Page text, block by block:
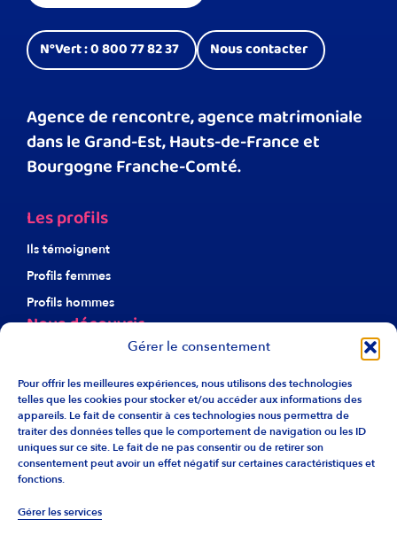
Gérer le consentement
Pour offrir les meilleures expériences, nous utilisons des technologies
telles que les cookies pour stocker et/ou accéder aux informations des
appareils. Le fait de consentir à ces technologies nous permettra de
traiter des données telles que le comportement de navigation ou les ID
uniques sur ce site. Le fait de ne pas consentir ou de retirer son
consentement peut avoir un effet négatif sur certaines caractéristiques et
fonctions.
Gérer les services
N°Vert : 0 800 77 82 37 Nous contacter
Agence de rencontre, agence matrimoniale
dans le Grand-Est, Hauts-de-France et
Bourgogne Franche-Comté.
Les profils
Ils témoignent
Profils femmes
Profils hommes
Nous découvrir
À propos d’Harmonie
Notre éthique
Nos agences
Recrutement
Liens utiles
F.A.Q.
Info franchise